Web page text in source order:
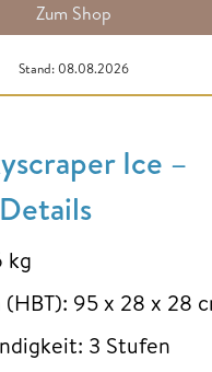
Zum Shop
Stand: 08.08.2026
Ice –
kg
95 x 28 x 28
3 Stufen